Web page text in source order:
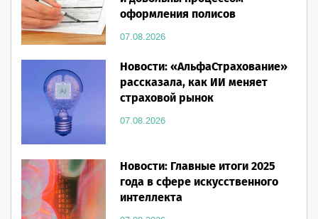
оформления полисов
07.08.2026
Новости: «АльфаСтрахование»
рассказала, как ИИ меняет
страховой рынок
07.08.2026
Новости: Главные итоги 2025
года в сфере искусственного
интеллекта